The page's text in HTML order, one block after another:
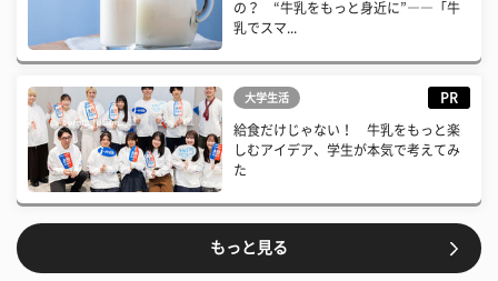
の？ “牛乳をもっと身近に”――「牛
乳でスマ...
大学生活 PR
給食だけじゃない！ 牛乳をもっと楽
しむアイデア、学生が本気で考えてみ
た
もっと見る